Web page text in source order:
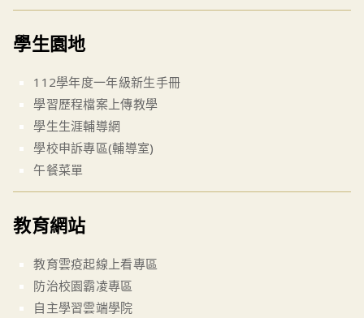
學生園地
112學年度一年級新生手冊
學習歷程檔案上傳教學
學生生涯輔導網
學校申訴專區(輔導室)
午餐菜單
教育網站
教育雲疫起線上看專區
防治校園霸凌專區
自主學習雲端學院